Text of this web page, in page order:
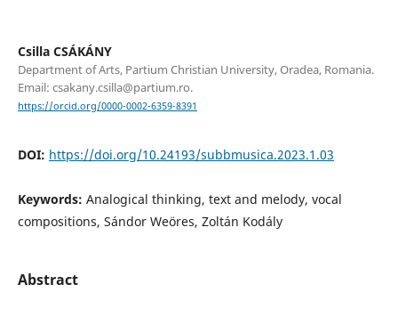
Csilla CSÁKÁNY
Department of Arts, Partium Christian University, Oradea, Romania.
Email: csakany.csilla@partium.ro.
https://orcid.org/0000-0002-6359-8391
DOI: https://doi.org/10.24193/subbmusica.2023.1.03
Keywords: Analogical thinking, text and melody, vocal
compositions, Sándor Weöres, Zoltán Kodály
Abstract